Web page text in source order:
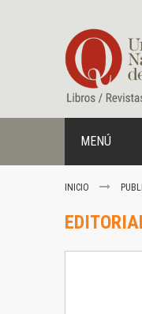
contenido
MENÚ
INICIO